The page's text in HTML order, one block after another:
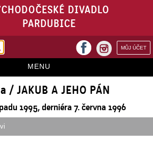
DIVADLO
PARDUBICE
MŮJ ÚČET
facebook
MENU
HOME
PROGRAM
/ JAKUB A JEHO PÁN
1995, derniéra 7. června 1996